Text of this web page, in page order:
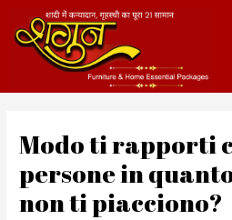
content
Modo ti rapporti
persone in
non ti piacciono?